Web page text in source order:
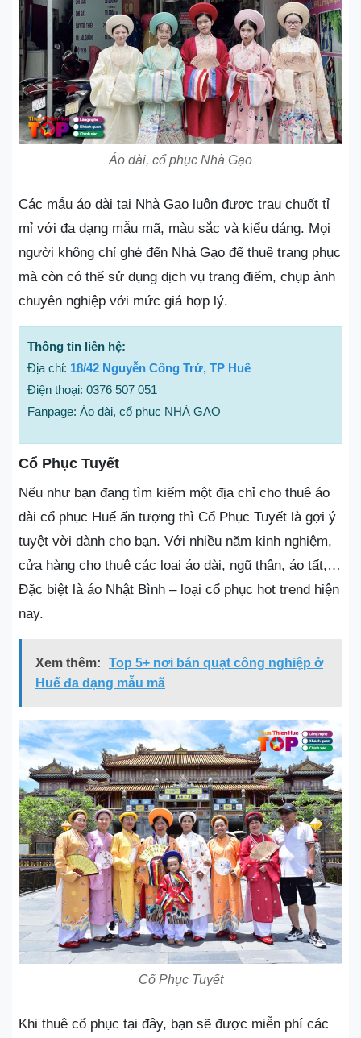
Áo dài, cổ phục Nhà Gạo
Các mẫu áo dài tại Nhà Gạo luôn được trau chuốt tỉ
mỉ với đa dạng mẫu mã, màu sắc và kiểu dáng. Mọi
người không chỉ ghé đến Nhà Gạo để thuê trang phục
mà còn có thể sử dụng dịch vụ trang điểm, chụp ảnh
chuyên nghiệp với mức giá hợp lý.
Thông tin liên hệ:
Địa chỉ: 18/42 Nguyễn Công Trứ, TP Huế
Điện thoại: 0376 507 051
Fanpage: Áo dài, cổ phục NHÀ GẠO
Cổ Phục Tuyết
Nếu như bạn đang tìm kiếm một địa chỉ cho thuê áo
dài cổ phục Huế ấn tượng thì Cổ Phục Tuyết là gợi ý
tuyệt vời dành cho bạn. Với nhiều năm kinh nghiệm,
cửa hàng cho thuê các loại áo dài, ngũ thân, áo tất,…
Đặc biệt là áo Nhật Bình – loại cổ phục hot trend hiện
nay.
Xem thêm:
Top 5+ nơi bán quạt công nghiệp ở
Huế đa dạng mẫu mã
Cổ Phục Tuyết
Khi thuê cổ phục tại đây, bạn sẽ được miễn phí các